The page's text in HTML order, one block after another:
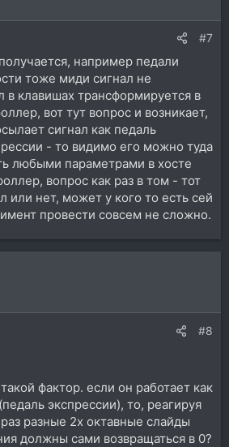
#7
например педали
тоже миди сигнал не
в клавишах трансформируется в
вот тут вопрос и возникает,
сигнал как педаль
- то видимо его можно туда
любыми параметрами в хосте
вопрос как раз в том - тот
или нет, может у кого то есть сей
провести совсем не сложно.
#8
фактор. если он работает как
экспрессии), то, реагируя
разные 2х октавные слайды
должны сами возвращаться в 0?